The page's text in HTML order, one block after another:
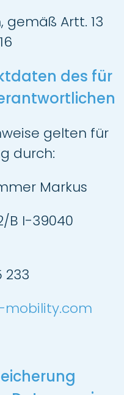
Artt. 13
des für
gelten für
durch:
Markus
B I-39040
233